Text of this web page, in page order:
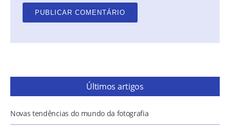
Últimos artigos
Novas tendências do mundo da fotografia